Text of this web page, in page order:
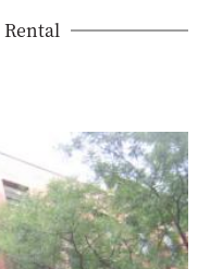
Rental